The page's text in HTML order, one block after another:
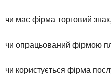
чи має фірма торговий
чи опрацьований фірмою
чи користується фірма